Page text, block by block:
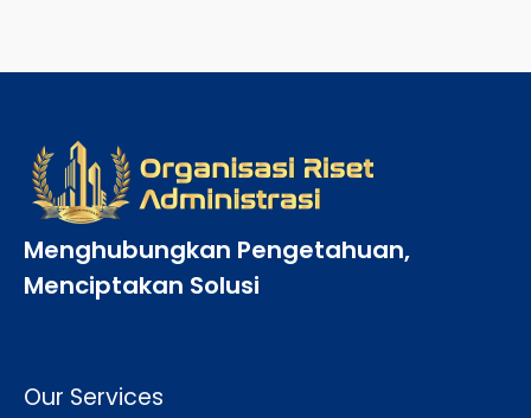
Menghubungkan Pengetahuan,
Menciptakan Solusi
Our Services